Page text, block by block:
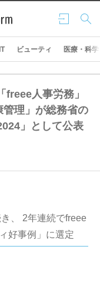
ログ
イン
検索
ビューティ 医療・科学
freee人事労務」
理」が総務省の
」として公表
、 2年連続でfreee
好事例」に選定